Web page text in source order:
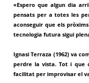
«Espero que algun dia
pensats per a totes les
aconseguir que els
tecnologia futura sigui
Ignasi Terraza (1962) va
perdre la vista. Tot i que
facilitat per improvisar el